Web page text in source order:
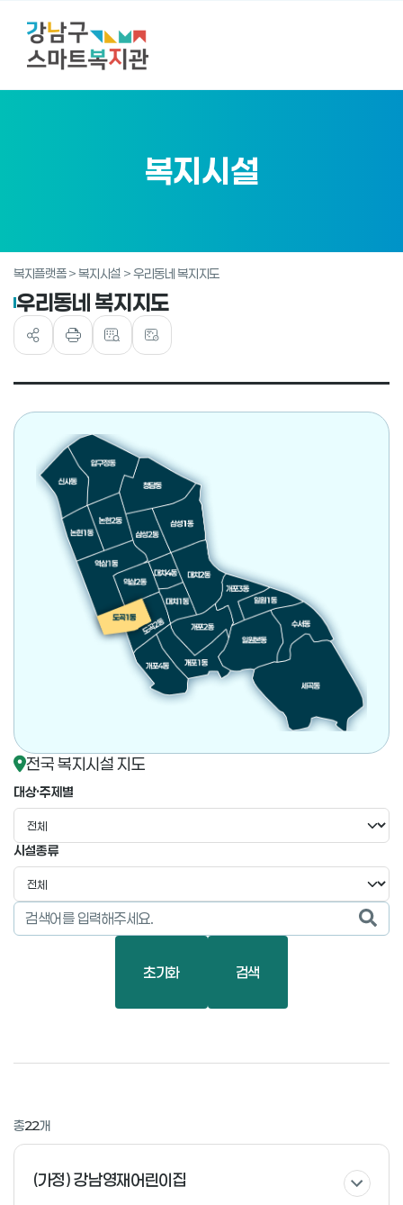
복지시설
복지플랫폼 > 복지시설 > 우리동네 복지지도
우리동네 복지지도
전국 복지시설 지도
대상·주제별
시설종류
검색
초기화 검색
총22개
(가정) 강남영재어린이집